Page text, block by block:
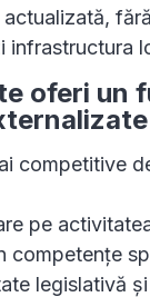
infrastructura
oferi un
competitive
pe
competențe
legislativă